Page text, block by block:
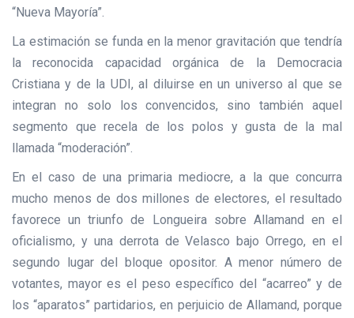
“Nueva Mayoría”.
La estimación se funda en la menor gravitación que tendría
la reconocida capacidad orgánica de la Democracia
Cristiana y de la UDI, al diluirse en un universo al que se
integran no solo los convencidos, sino también aquel
segmento que recela de los polos y gusta de la mal
llamada “moderación”.
En el caso de una primaria mediocre, a la que concurra
mucho menos de dos millones de electores, el resultado
favorece un triunfo de Longueira sobre Allamand en el
oficialismo, y una derrota de Velasco bajo Orrego, en el
segundo lugar del bloque opositor. A menor número de
votantes, mayor es el peso específico del “acarreo” y de
los “aparatos” partidarios, en perjuicio de Allamand, porque